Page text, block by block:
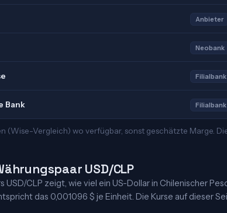
Anbieter
Neobank
Filialbank
Bank Filialbank
(Wise-Vergleich) wo verfügbar, sonst geschätzte Marge.
USD/CLP
USD/CLP zeigt, wie viel ein US-Dollar in Chilenischer
das 0,001096 $ je Einheit. Die Kurse auf dieser